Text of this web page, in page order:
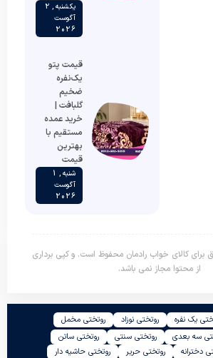
یکشنبه , 2
آگوست
2026
قیمت پتو
یک‌نفره
ضخیم
گلبافت |
خرید عمده
مستقیم با
بهترین
قیمت
شنبه , 1
آگوست
2026
برای کالای خواب رادمان محفوظ است. و کپی برداری
از محتوا مجاز نمی باشد.
یک نفره روتختی نوزاد
روتختی مخمل
سه بعدی روتختی سنتی
روتختی ساتن
دخترانه روتختی حریر روتختی حاشیه دار